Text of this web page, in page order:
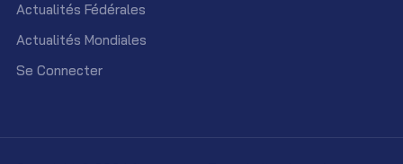
Actualités Fédérales
Actualités Mondiales
Se Connecter